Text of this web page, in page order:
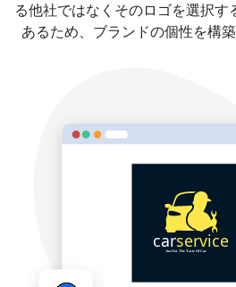
る他社ではなくそのロゴを選択
あるため、ブランドの個性を構